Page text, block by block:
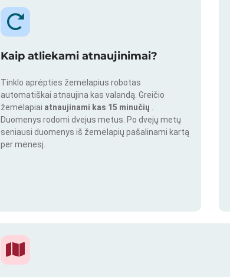
Kaip atliekami atnaujinimai?
Tinklo aprėpties žemėlapius robotas
automatiškai atnaujina kas valandą. Greičio
žemėlapiai atnaujinami kas 15 minučių
Duomenys rodomi dvejus metus. Po dvejų metų
seniausi duomenys iš žemėlapių pašalinami kartą
per mėnesį.